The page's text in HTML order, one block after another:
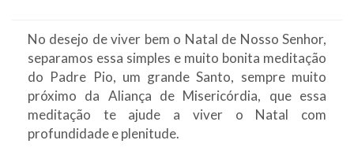
No desejo de viver bem o Natal de Nosso Senhor,
separamos essa simples e muito bonita meditação
do Padre Pio, um grande Santo, sempre muito
próximo da Aliança de Misericórdia, que essa
meditação te ajude a viver o Natal com
profundidade e plenitude.